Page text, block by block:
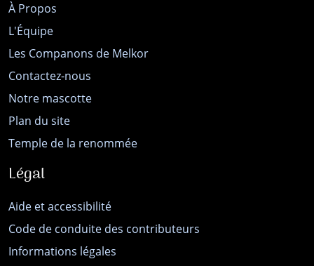
À Propos
L'Équipe
Les Companons de Melkor
Contactez-nous
Notre mascotte
Plan du site
Temple de la renommée
Légal
Aide et accessibilité
Code de conduite des contributeurs
Informations légales